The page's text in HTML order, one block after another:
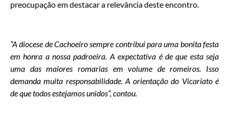
preocupação em destacar a relevância deste encontro.
“A diocese de Cachoeiro sempre contribui para uma bonita festa
em honra a nossa padroeira. A expectativa é de que esta seja
uma das maiores romarias em volume de romeiros. Isso
demanda muita responsabilidade. A orientação do Vicariato é
de que todos estejamos unidos”, contou.